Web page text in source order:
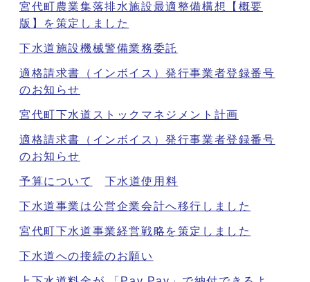
宮代町農業集落排水施設最適整備構想【概要
版】を策定しました
下水道施設機械警備業務委託
適格請求書（インボイス）発行事業者登録番号
のお知らせ
宮代町下水道ストックマネジメント計画
適格請求書（インボイス）発行事業者登録番号
のお知らせ
予算について 下水道使用料
下水道事業は公営企業会計へ移行しました
宮代町下水道事業経営戦略を策定しました
下水道への接続のお願い